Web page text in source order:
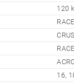
120
16,